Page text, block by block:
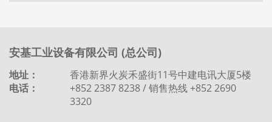
安基工业设备有限公司 (总公司)
地址：
香港新界火炭禾盛街11号中建电讯大厦5楼
电话：
+852 2387 8238 / 销售热线 +852 2690
3320